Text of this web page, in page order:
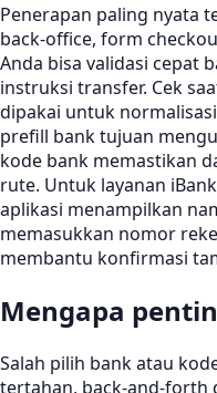
Penerapan paling nyata
back-office, form
Anda bisa validasi cepat
instruksi transfer. Cek
dipakai untuk
prefill bank tujuan
kode bank memastikan
rute. Untuk layanan
aplikasi menampilkan
memasukkan nomor
membantu konfirmasi
Mengapa
Salah pilih bank atau
tertahan, back-and-forth